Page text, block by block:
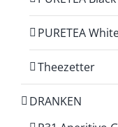
PURETEA
Theezetter
DRANKEN